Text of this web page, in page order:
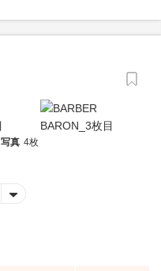
写真 4枚